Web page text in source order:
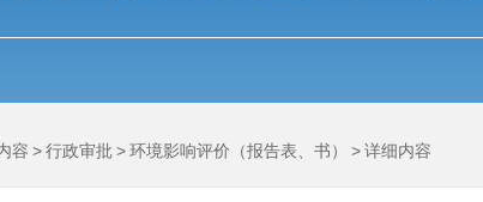
容 >行政审批>环境影响评价（报告表、书） >详细内容